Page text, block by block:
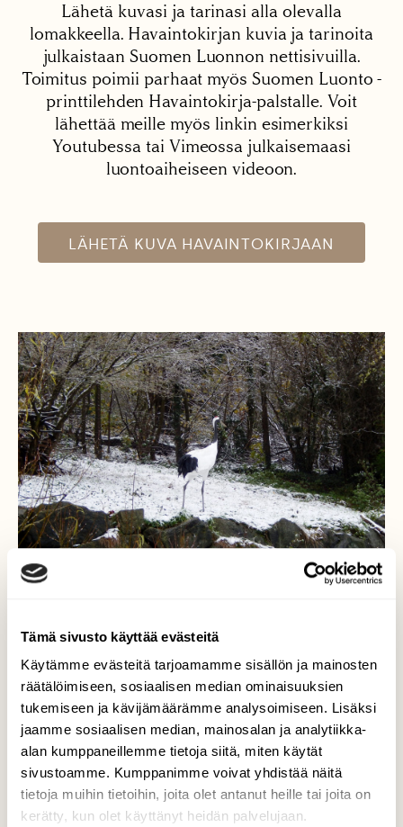
Tämä sivusto käyttää evästeitä
Käytämme evästeitä tarjoamamme sisällön ja mainosten
räätälöimiseen, sosiaalisen median ominaisuuksien
tukemiseen ja kävijämäärämme analysoimiseen. Lisäksi
jaamme sosiaalisen median, mainosalan ja analytiikka-
alan kumppaneillemme tietoja siitä, miten käytät
sivustoamme. Kumppanimme voivat yhdistää näitä
tietoja muihin tietoihin, joita olet antanut heille tai joita on
kerätty, kun olet käyttänyt heidän palvelujaan.
Lähetä kuvasi ja tarinasi alla olevalla
lomakkeella. Havaintokirjan kuvia ja tarinoita
julkaistaan Suomen Luonnon nettisivuilla.
Toimitus poimii parhaat myös Suomen Luonto -
printtilehden Havaintokirja-palstalle. Voit
lähettää meille myös linkin esimerkiksi
Youtubessa tai Vimeossa julkaisemaasi
luontoaiheiseen videoon.
LÄHETÄ KUVA HAVAINTOKIRJAAN
Kurki
Kävin Wienissä marraskuun lopulla
joulumarkkinoilla ja tietysti käytiin
Schönbrunnin eläntarhassa, sieltä mm.
bongasin 3 mantsuriankurkea ulkosalla,
näyttävä kokoinen kurki , isompi kuin